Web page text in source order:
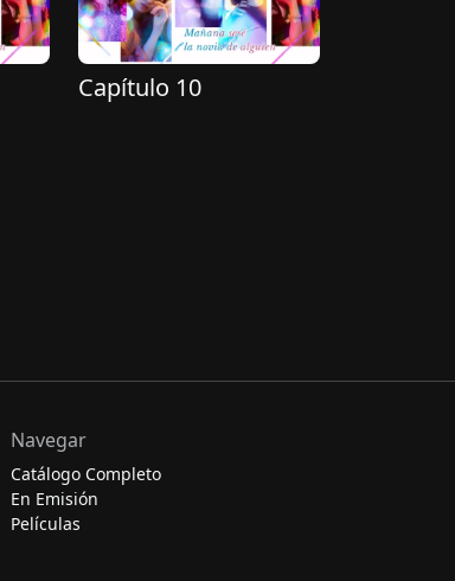
Capítulo 10
Navegar
Catálogo Completo
En Emisión
Películas